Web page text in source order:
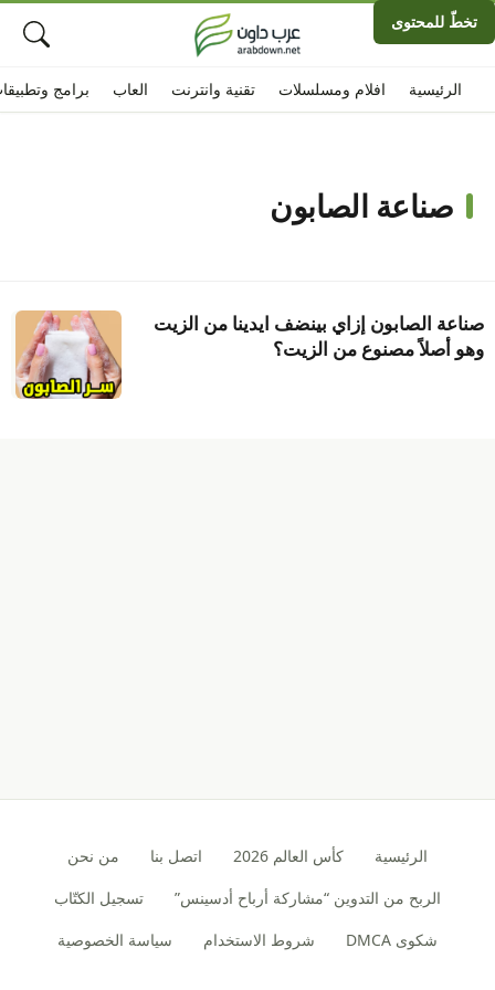
تخطّ للمحتوى
الرئيسية افلام ومسلسلات تقنية وانترنت العاب برامج
صناعة الصابون
صناعة الصابون إزاي بينضف ايدينا من الزيت
وهو أصلاً مصنوع من الزيت؟
الرئيسية كأس العالم 2026 اتصل بنا
من نحن
الربح من التدوين “مشاركة أرباح أدسينس”
تسجيل الكتّاب
شكوى DMCA
شروط الاستخدام سياسة الخصوصية